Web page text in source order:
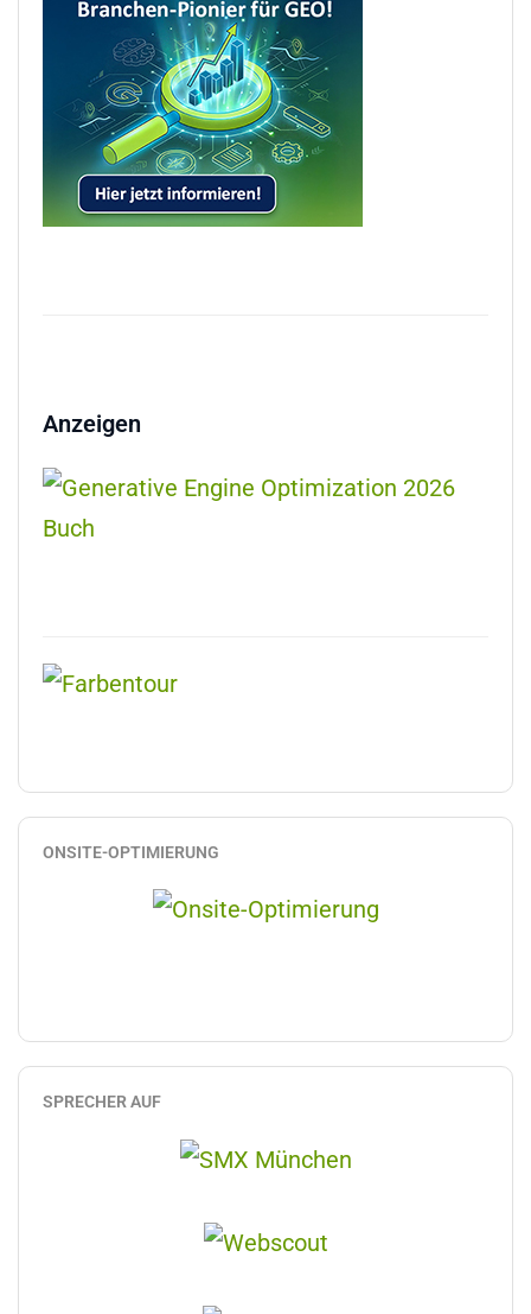
Anzeigen
ONSITE-OPTIMIERUNG
SPRECHER AUF